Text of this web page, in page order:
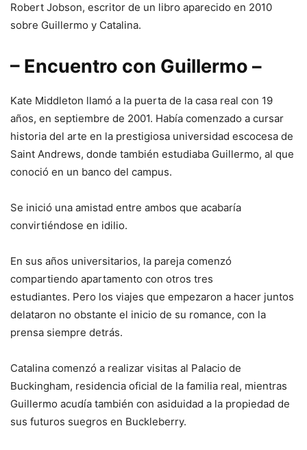
Robert Jobson, escritor de un libro aparecido en 2010
sobre Guillermo y Catalina.
– Encuentro con Guillermo –
Kate Middleton llamó a la puerta de la casa real con 19
años, en septiembre de 2001. Había comenzado a cursar
historia del arte en la prestigiosa universidad escocesa de
Saint Andrews, donde también estudiaba Guillermo, al que
conoció en un banco del campus.
Se inició una amistad entre ambos que acabaría
convirtiéndose en idilio.
En sus años universitarios, la pareja comenzó
compartiendo apartamento con otros tres
estudiantes. Pero los viajes que empezaron a hacer juntos
delataron no obstante el inicio de su romance, con la
prensa siempre detrás.
Catalina comenzó a realizar visitas al Palacio de
Buckingham, residencia oficial de la familia real, mientras
Guillermo acudía también con asiduidad a la propiedad de
sus futuros suegros en Buckleberry.